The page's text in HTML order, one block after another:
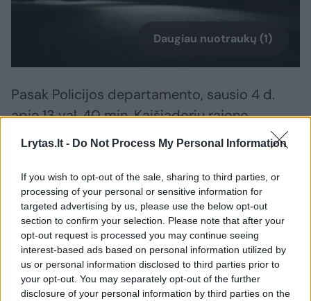
Lrytas.lt - Do Not Process My Personal Information
If you wish to opt-out of the sale, sharing to third parties, or
processing of your personal or sensitive information for
targeted advertising by us, please use the below opt-out
section to confirm your selection. Please note that after your
opt-out request is processed you may continue seeing
interest-based ads based on personal information utilized by
us or personal information disclosed to third parties prior to
your opt-out. You may separately opt-out of the further
disclosure of your personal information by third parties on the
Daugiau nuotraukų (1)
Pasak Policijos departamento, sausio 4 d.
apie 13 val. 40 min. Kaišiadorių rajone,
Juknonių Babilių kaime, apžiūrint sodybos
šautuvas.
Šautuvą paėmė pareigūnai.
Tą pačią dieną apie 12 val. Rokiškio rajone,
Rokiškėlių kaime, tvarkant sodybos namą,